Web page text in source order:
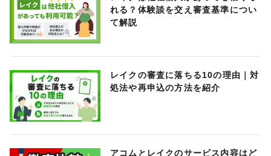
れる？体験談を交え審査基準につい
て解説
レイクの審査に落ちる10の理由｜対
処法や再申込の方法を紹介
アコムとレイクのサービス内容はど